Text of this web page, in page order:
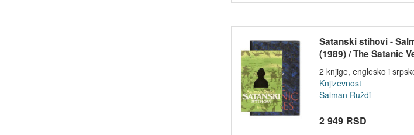
Satanski stihovi -
(1989) / The Satanic
2 knjige, englesko i
Knjizevnost
Salman Ruždi
2 949 RSD